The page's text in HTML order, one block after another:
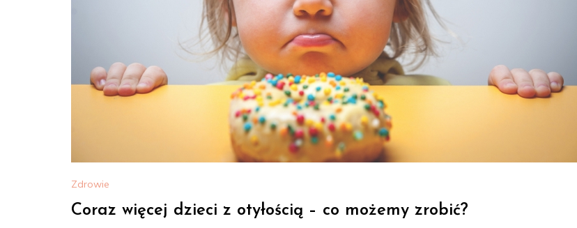
Zdrowie
Coraz więcej dzieci z otyłością – co możemy zrobić?